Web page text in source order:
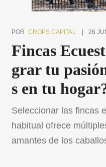
POR CROPS CAPITAL 26
Fincas
grar tu
s en tu
Seleccionar las fincas
habitual ofrece
amantes de los